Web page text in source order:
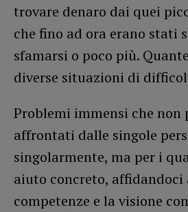
trovare denaro dai quei
che fino ad ora erano stati
sfamarsi o poco più.
diverse situazioni di
Problemi immensi che non
affrontati dalle singole
singolarmente, ma per i
aiuto concreto, affidandoci
competenze e la visione